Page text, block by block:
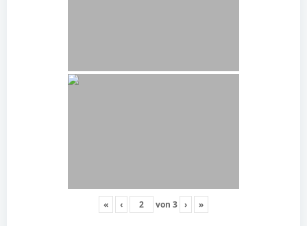
« ‹ von 3 › »